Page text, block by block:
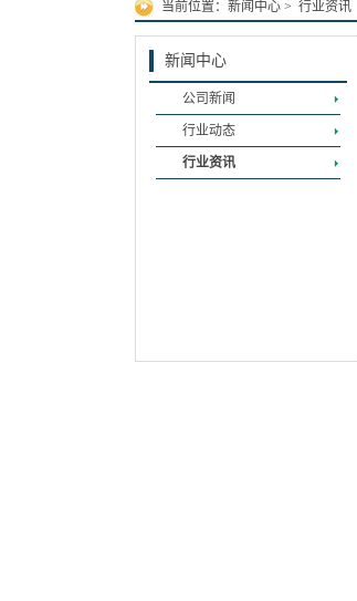
当前位置： 新闻中心 > 行业资讯
新闻中心
公司新闻
行业动态
行业资讯